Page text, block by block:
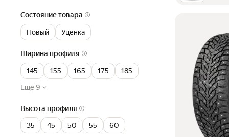
Состояние товара
Новый Уценка
Ширина профиля
145 155 165 175
185
Ещё 9
Высота профиля
35 45 50 55
60